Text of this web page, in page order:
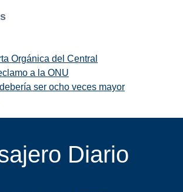
Orgánica del Central
a la ONU
ser ocho veces mayor
Diario